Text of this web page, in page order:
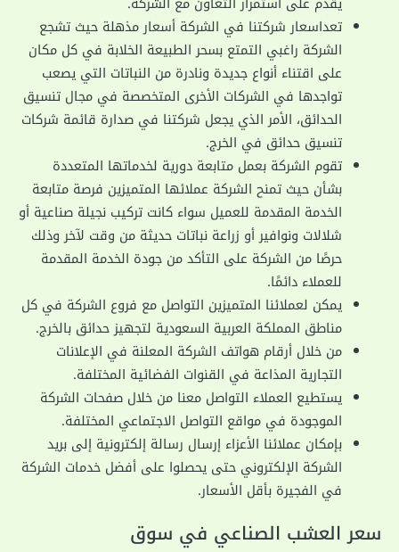
تعداسعار شركتنا في الشركة أسعار مذهلة حيث تشجع
الشركة راغبي التمتع بسحر الطبيعة الخلابة في كل مكان
على اقتناء أنواع جديدة ونادرة من النباتات التي يصعب
تواجدها في الشركات الأخرى المتخصصة في مجال تنسيق
الحدائق، الأمر الذي يجعل شركتنا في صدارة قائمة شركات
تنسيق حدائق في الخرج.
تقوم الشركة بعمل متابعة دورية لخدماتها المتعددة
بشأن حيث تمنح الشركة عملائها المتميزين فرصة متابعة
الخدمة المقدمة للعميل سواء كانت تركيب نجيلة صناعية أو
شلالات ونوافير أو زراعة نباتات حديثة من وقت لآخر وذلك
حرصًا من الشركة على التأكد من جودة الخدمة المقدمة
للعملاء دائمًا.
يمكن لعملائنا المتميزين التواصل مع فروع الشركة في كل
مناطق المملكة العربية السعودية لتجهيز حدائق بالخرج.
من خلال أرقام هواتف الشركة المعلنة في الإعلانات
التجارية المذاعة في القنوات الفضائية المختلفة.
يستطيع العملاء التواصل معنا من خلال صفحات الشركة
الموجودة في مواقع التواصل الاجتماعي المختلفة.
بإمكان عملائنا الأعزاء إرسال رسالة إلكترونية إلى بريد
الشركة الإلكتروني حتى يحصلوا على أفضل خدمات الشركة
في الفجيرة بأقل الأسعار.
سعر العشب الصناعي في سوق